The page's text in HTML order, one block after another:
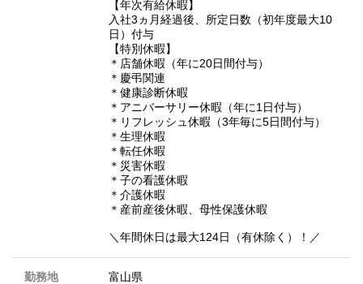
【年次有給休暇】
入社3ヵ月経過後、所定日数（初年度最大10
日）付与
【特別休暇】
＊店舗休暇（年に20日間付与）
＊慶弔関連
＊健康診断休暇
＊アニバーサリー休暇（年に1日付与）
＊リフレッシュ休暇（3年毎に5日間付与）
＊生理休暇
＊転任休暇
＊災害休暇
＊子の看護休暇
＊介護休暇
＊産前産後休暇、母性保護休暇
＼年間休日は最大124日（有休除く）！／
勤務地 富山県